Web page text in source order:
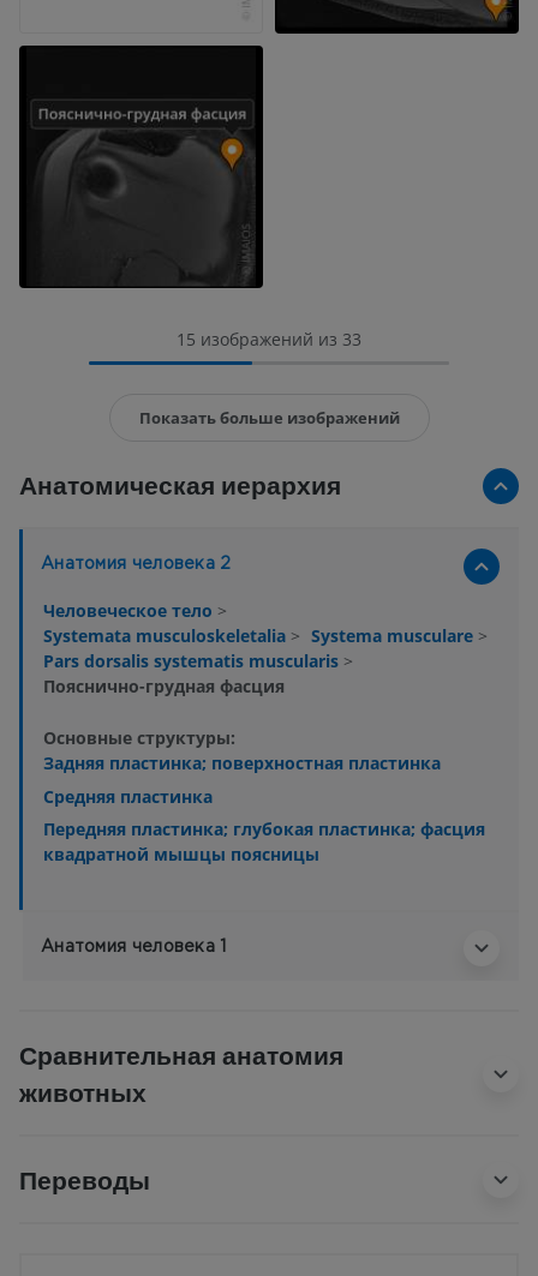
15 изображений из 33
Показать больше изображений
Анатомическая иерархия
Анатомия человека 2
Человеческое тело >
Systemata musculoskeletalia > Systema musculare >
Pars dorsalis systematis muscularis >
Пояснично-грудная фасция
Основные структуры:
Задняя пластинка; поверхностная пластинка
Средняя пластинка
Передняя пластинка; глубокая пластинка; фасция
квадратной мышцы поясницы
Анатомия человека 1
Сравнительная анатомия
животных
Переводы